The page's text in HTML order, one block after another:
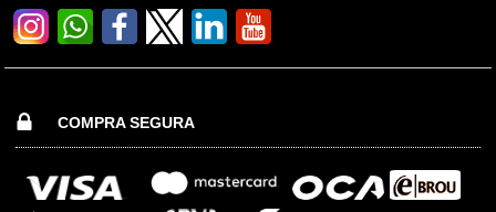
COMPRA SEGURA